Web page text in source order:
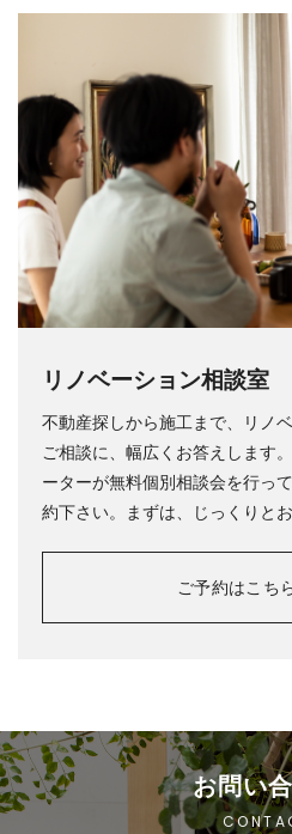
リノベーション相談室
不動産探しから施工まで、リノ
ご相談に、幅広くお答えします
ーターが無料個別相談会を行っ
約下さい。まずは、じっくりと
ご予約はこち
お問い